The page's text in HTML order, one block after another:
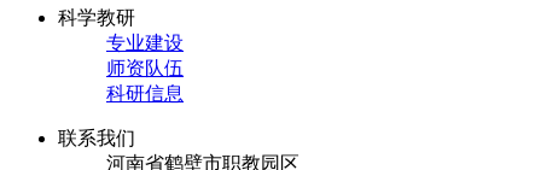
科学教研
专业建设
师资队伍
科研信息
联系我们
河南省鹤壁市职教园区